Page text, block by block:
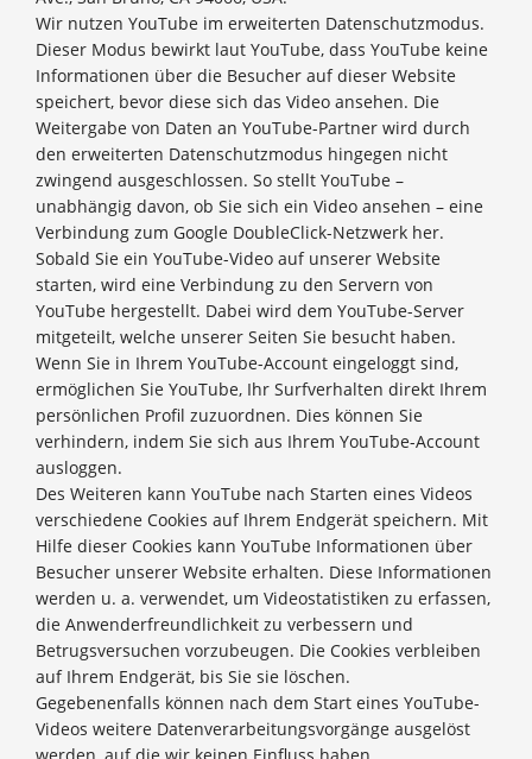
Wir nutzen YouTube im erweiterten Datenschutzmodus.
Dieser Modus bewirkt laut YouTube, dass YouTube keine
Informationen über die Besucher auf dieser Website
speichert, bevor diese sich das Video ansehen. Die
Weitergabe von Daten an YouTube-Partner wird durch
den erweiterten Datenschutzmodus hingegen nicht
zwingend ausgeschlossen. So stellt YouTube –
unabhängig davon, ob Sie sich ein Video ansehen – eine
Verbindung zum Google DoubleClick-Netzwerk her.
Sobald Sie ein YouTube-Video auf unserer Website
starten, wird eine Verbindung zu den Servern von
YouTube hergestellt. Dabei wird dem YouTube-Server
mitgeteilt, welche unserer Seiten Sie besucht haben.
Wenn Sie in Ihrem YouTube-Account eingeloggt sind,
ermöglichen Sie YouTube, Ihr Surfverhalten direkt Ihrem
persönlichen Profil zuzuordnen. Dies können Sie
verhindern, indem Sie sich aus Ihrem YouTube-Account
ausloggen.
Des Weiteren kann YouTube nach Starten eines Videos
verschiedene Cookies auf Ihrem Endgerät speichern. Mit
Hilfe dieser Cookies kann YouTube Informationen über
Besucher unserer Website erhalten. Diese Informationen
werden u. a. verwendet, um Videostatistiken zu erfassen,
die Anwenderfreundlichkeit zu verbessern und
Betrugsversuchen vorzubeugen. Die Cookies verbleiben
auf Ihrem Endgerät, bis Sie sie löschen.
Gegebenenfalls können nach dem Start eines YouTube-
Videos weitere Datenverarbeitungsvorgänge ausgelöst